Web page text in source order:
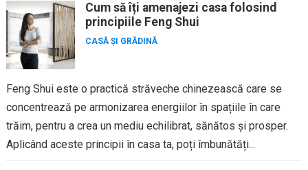
Cum să îți amenajezi casa folosind
principiile Feng Shui
CASĂ ȘI GRĂDINĂ
Feng Shui este o practică străveche chinezească care se
concentrează pe armonizarea energiilor în spațiile în care
trăim, pentru a crea un mediu echilibrat, sănătos și prosper.
Aplicând aceste principii în casa ta, poți îmbunătăți...